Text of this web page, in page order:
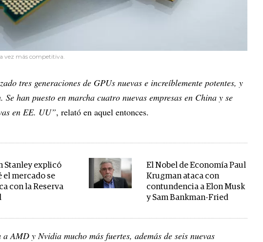
vez más competitiva.
tres generaciones de GPUs nuevas e increíblemente potentes, y
Se han puesto en marcha cuatro nuevas empresas en China y se
en EE. UU”, relató en aquel entonces.
Stanley explicó
el mercado se
con la Reserva
El Nobel de Economía Paul
Krugman ataca con
contundencia a Elon Musk
y Sam Bankman-Fried
AMD y Nvidia mucho más fuertes, además de seis nuevas